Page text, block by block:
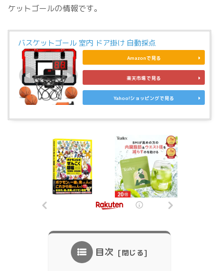
ケットゴールの情報です。
バスケットゴール 室内 ドア掛け 自動採点
Amazonで見る
楽天市場で見る
Yahoo!ショッピングで見る
目次